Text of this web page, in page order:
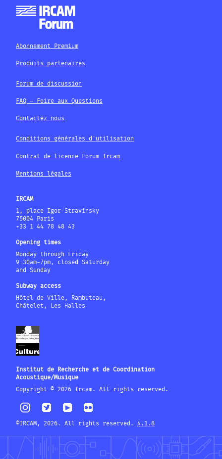
Abonnement Premium
Produits partenaires
Forum de discussion
FAQ – Foire aux Questions
Contactez nous
Conditions générales d'utilisation
Contrat de licence Forum Ircam
Mentions légales
IRCAM
1, place Igor-Stravinsky
75004 Paris
+33 1 44 78 48 43
Opening times
Monday through Friday
9:30am-7pm, closed Saturday
and Sunday
Subway access
Hôtel de Ville, Rambuteau,
Châtelet, Les Halles
Institut de Recherche et de Coordination
Acoustique/Musique
Copyright © 2026 Ircam. All rights reserved.
©IRCAM, 2026. All rights reserved. 4.1.8